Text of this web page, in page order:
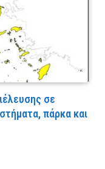
σε
πάρκα και